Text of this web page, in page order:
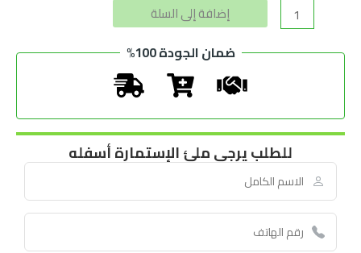
إضافة إلى السلة
ضمان الجودة 100%
للطلب يرجى ملئ الإستمارة أسفله